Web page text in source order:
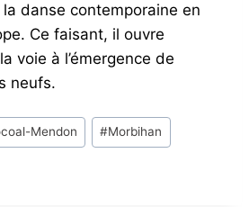
danse contemporaine en
Ce faisant, il ouvre
voie à l’émergence de
neufs.
Mendon #Morbihan